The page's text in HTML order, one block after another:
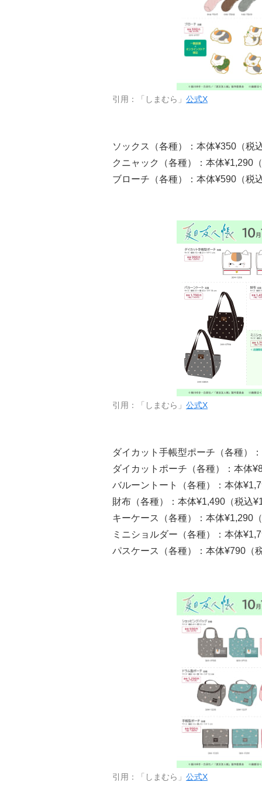
引用：「しまむら」 公式X
ソックス（各種）：本体¥350（税
クニャック（各種）：本体¥1,290
ブローチ（各種）：本体¥590（税
引用：「しまむら」 公式X
ダイカット手帳型ポーチ（各種）
ダイカットポーチ（各種）：本体
バルーントート（各種）：本体
財布（各種）：本体¥1,490（税込
キーケース（各種）：本体¥1,290
ミニショルダー（各種）：本体
パスケース（各種）：本体¥790（
引用：「しまむら」 公式X